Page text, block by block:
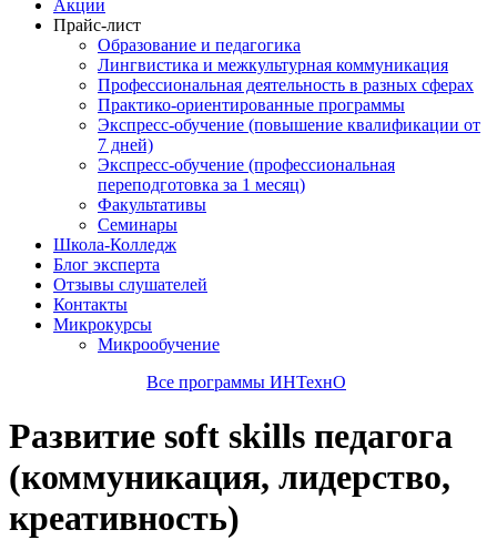
Акции
Прайс-лист
Образование и педагогика
Лингвистика и межкультурная коммуникация
Профессиональная деятельность в разных сферах
Практико-ориентированные программы
Экспресс-обучение (повышение квалификации от
7 дней)
Экспресс-обучение (профессиональная
переподготовка за 1 месяц)
Факультативы
Семинары
Школа-Колледж
Блог эксперта
Отзывы слушателей
Контакты
Микрокурсы
Микрообучение
Все программы ИНТехнО
Развитие soft skills педагога
(коммуникация, лидерство,
креативность)